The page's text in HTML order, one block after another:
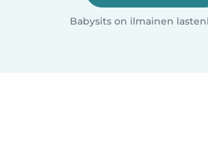
Babysits on ilmainen